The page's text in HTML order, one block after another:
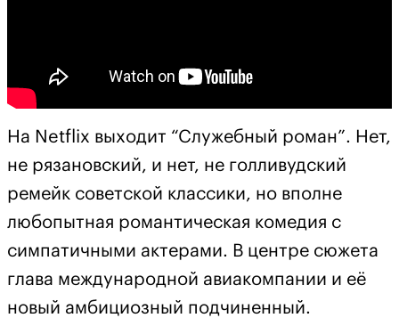
На Netflix выходит “Служебный роман”. Нет,
не рязановский, и нет, не голливудский
ремейк советской классики, но вполне
любопытная романтическая комедия с
симпатичными актерами. В центре сюжета
глава международной авиакомпании и её
новый амбициозный подчиненный.